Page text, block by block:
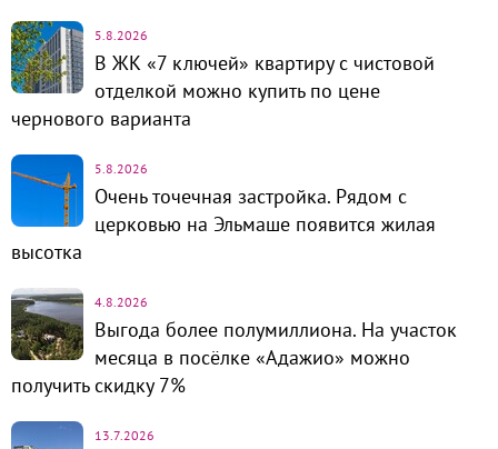
5.8.2026
В ЖК «7 ключей» квартиру с чистовой
отделкой можно купить по цене
чернового варианта
5.8.2026
Очень точечная застройка. Рядом с
церковью на Эльмаше появится жилая
высотка
4.8.2026
Выгода более полумиллиона. На участок
месяца в посёлке «Адажио» можно
получить скидку 7%
13.7.2026